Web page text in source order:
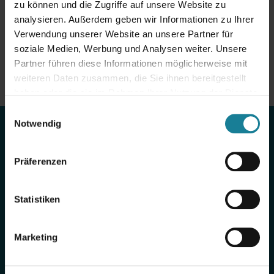
zu können und die Zugriffe auf unsere Website zu
analysieren. Außerdem geben wir Informationen zu Ihrer
Verwendung unserer Website an unsere Partner für
soziale Medien, Werbung und Analysen weiter. Unsere
Partner führen diese Informationen möglicherweise mit
weiteren Daten zusammen, die Sie ihnen bereitgestellt
Notwendig
Präferenzen
Statistiken
Marketing
sicher und zukunftsfähig auszurichten.
Zurück zu Website
Abonnieren Sie unseren
LinkedIn